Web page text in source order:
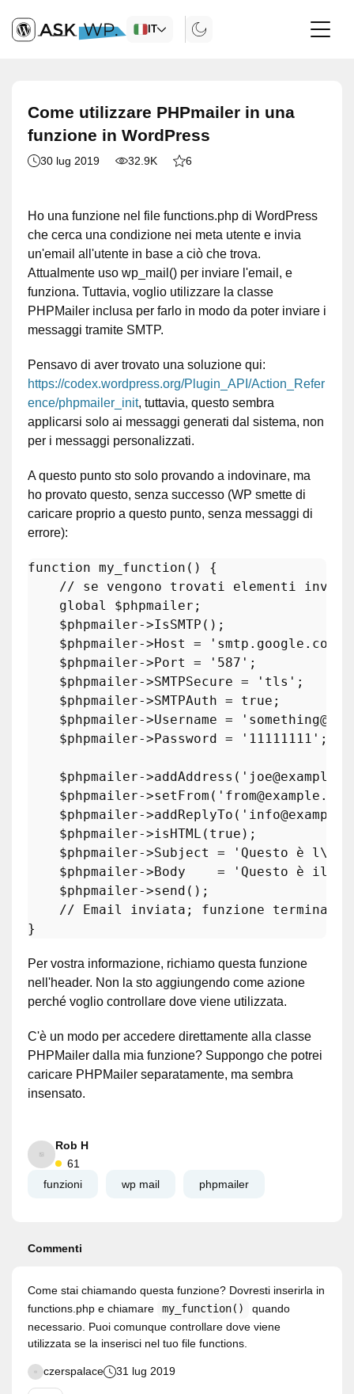
IT
Come utilizzare PHPmailer in una
funzione in WordPress
30 lug 2019 32.9K 6
Ho una funzione nel file functions.php di WordPress
che cerca una condizione nei meta utente e invia
un'email all'utente in base a ciò che trova.
Attualmente uso wp_mail() per inviare l'email, e
funziona. Tuttavia, voglio utilizzare la classe
PHPMailer inclusa per farlo in modo da poter inviare i
messaggi tramite SMTP.
Pensavo di aver trovato una soluzione qui:
https://codex.wordpress.org/Plugin_API/Action_Refer
ence/phpmailer_init, tuttavia, questo sembra
applicarsi solo ai messaggi generati dal sistema, non
per i messaggi personalizzati.
A questo punto sto solo provando a indovinare, ma
ho provato questo, senza successo (WP smette di
caricare proprio a questo punto, senza messaggi di
errore):
function my_function ( ) {
// se vengono trovati elementi invia
global
$phpmailer ;
$phpmailer->IsSMTP ();
$phpmailer->Host = 'smtp.google.com'
$phpmailer->Port = '587' ;
$phpmailer->SMTPSecure = 'tls' ;
$phpmailer->SMTPAuth = true ;
$phpmailer->Username =
$phpmailer->Password = '11111111' ;
$phpmailer->addAddress (
$phpmailer->setFrom (
$phpmailer->addReplyTo (
$phpmailer->isHTML ( true );
$phpmailer->Subject =
'Questo è
$phpmailer->Body    =
'Questo è il
$phpmailer->send ();
// Email inviata; funzione terminata
Per vostra informazione, richiamo questa funzione
nell'header. Non la sto aggiungendo come azione
perché voglio controllare dove viene utilizzata.
C'è un modo per accedere direttamente alla classe
PHPMailer dalla mia funzione? Suppongo che potrei
caricare PHPMailer separatamente, ma sembra
insensato.
Rob H
61
funzioni
wp mail phpmailer
Commenti
Come stai chiamando questa funzione? Dovresti inserirla in
functions.php e chiamare
my_function()
quando
necessario. Puoi comunque controllare dove viene
utilizzata se la inserisci nel tuo file functions.
czerspalace 31 lug 2019